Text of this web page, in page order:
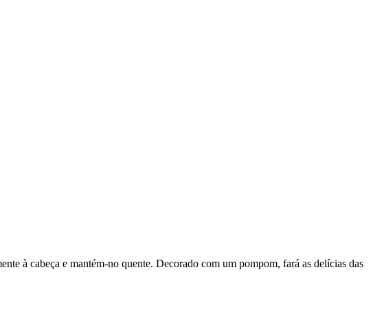
à cabeça e mantém-no quente. Decorado com um pompom, fará as delícias das